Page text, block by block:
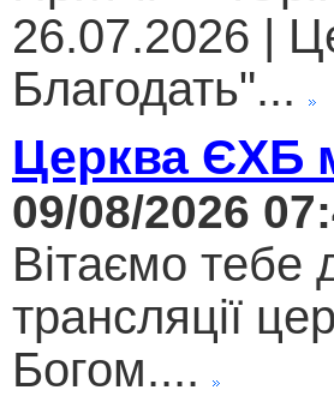
26.07.2026 |
Благодать"...
Церква ЄХБ
09/08/2026
Вітаємо тебе
трансляції
Богом....